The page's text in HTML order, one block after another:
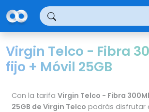
Virgin Telco - Fibra
fijo + Móvil 25GB
Con la tarifa Virgin Telco - Fibra
25GB de Virgin Telco podrás disfrutar
Panel de gestión de cookies